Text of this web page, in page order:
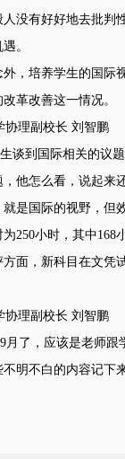
没有好好地去批
。
培养学生的国际
革改善这一情况。
理副校长 刘智鹏
到国际相关的议
他怎么看，说起
是国际的视野，但
小时，其中168
面，新科目在文
理副校长 刘智鹏
，应该是老师跟
明不白的内容记